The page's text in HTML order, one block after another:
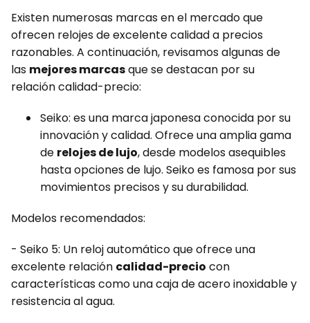
Existen numerosas marcas en el mercado que
ofrecen relojes de excelente calidad a precios
razonables. A continuación, revisamos algunas de
las mejores marcasque se destacan por su
relación calidad-precio:
Seiko: es una marca japonesa conocida por su
innovación y calidad. Ofrece una amplia gama
de relojes de lujo, desde modelos asequibles
hasta opciones de lujo. Seiko es famosa por sus
movimientos precisos y su durabilidad.
Modelos recomendados:
- Seiko 5: Un reloj automático que ofrece una
excelente relación calidad-precio con
características como una caja de acero inoxidable y
resistencia al agua.